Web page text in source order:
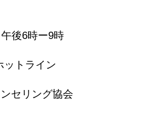
後6時ー9時
トライン
リング協会